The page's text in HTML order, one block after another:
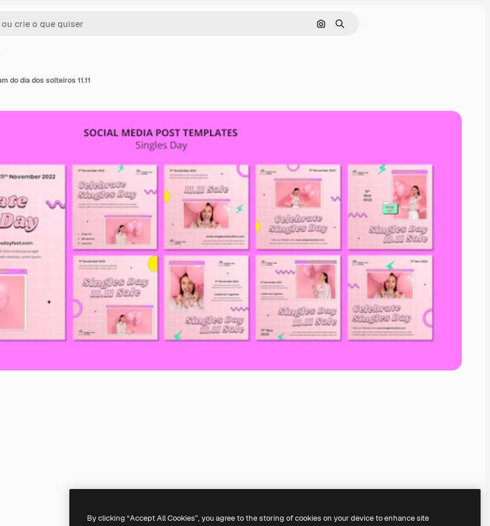
Pesquisar por imagem
Buscar
do dia dos solteiros 11.11
By clicking “Accept All Cookies”, you agree to the storing of cookies on your device to enhance site